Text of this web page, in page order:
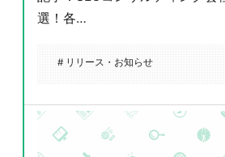
選！各…
# リリース・お知らせ